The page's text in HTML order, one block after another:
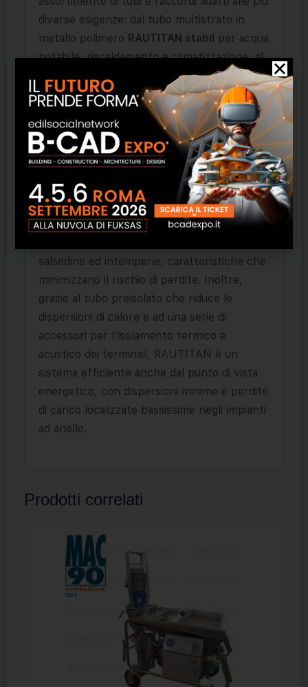
diverse esigenze: dal tubo multistrato in
metallo polimero RAUTITAN stabil
per acqua
potabile, riscaldamento e climatizzazione, al
tubo in polietilene reticolato ad alta
pressione RAUTITAN flex, a RAUTITAN
pink per impianti di riscaldamento. Il sistema
REHAU mantiene inalterate le
caratteristiche dell’acqua potabile e assicura
impianti a regola d’arte e dalle performance
che durano nel tempo in tutti gli ambiti del
settore idrotermosanitario. I tubi RAUTITAN
sonoautoportanti, dotati di uno strato
salsedine ed intemperie, caratteristiche che
minimizzano il rischio di perdite. Inoltre,
grazie al tubo preisolato che riduce le
dispersioni di calore e ad una serie di
accessori per l’isolamento termico e
acustico dei terminali, RAUTITAN è un
sistema efficiente anche dal punto di vista
energetico, con dispersioni minime e perdite
di carico localizzate bassissime negli impianti
ad anello.
Prodotti correlati